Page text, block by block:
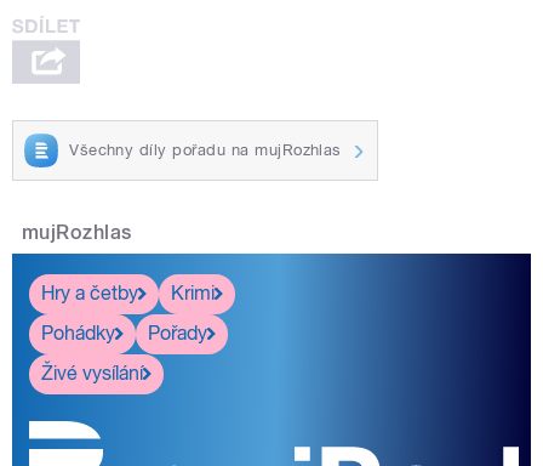
Všechny díly pořadu na mujRozhlas
mujRozhlas
Hry a četby
Krimi
Pohádky
Pořady
Živé vysílání